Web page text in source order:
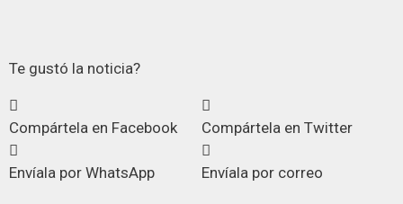
Te gustó la noticia?
Compártela en Facebook Compártela en Twitter
Envíala por WhatsApp Envíala por correo